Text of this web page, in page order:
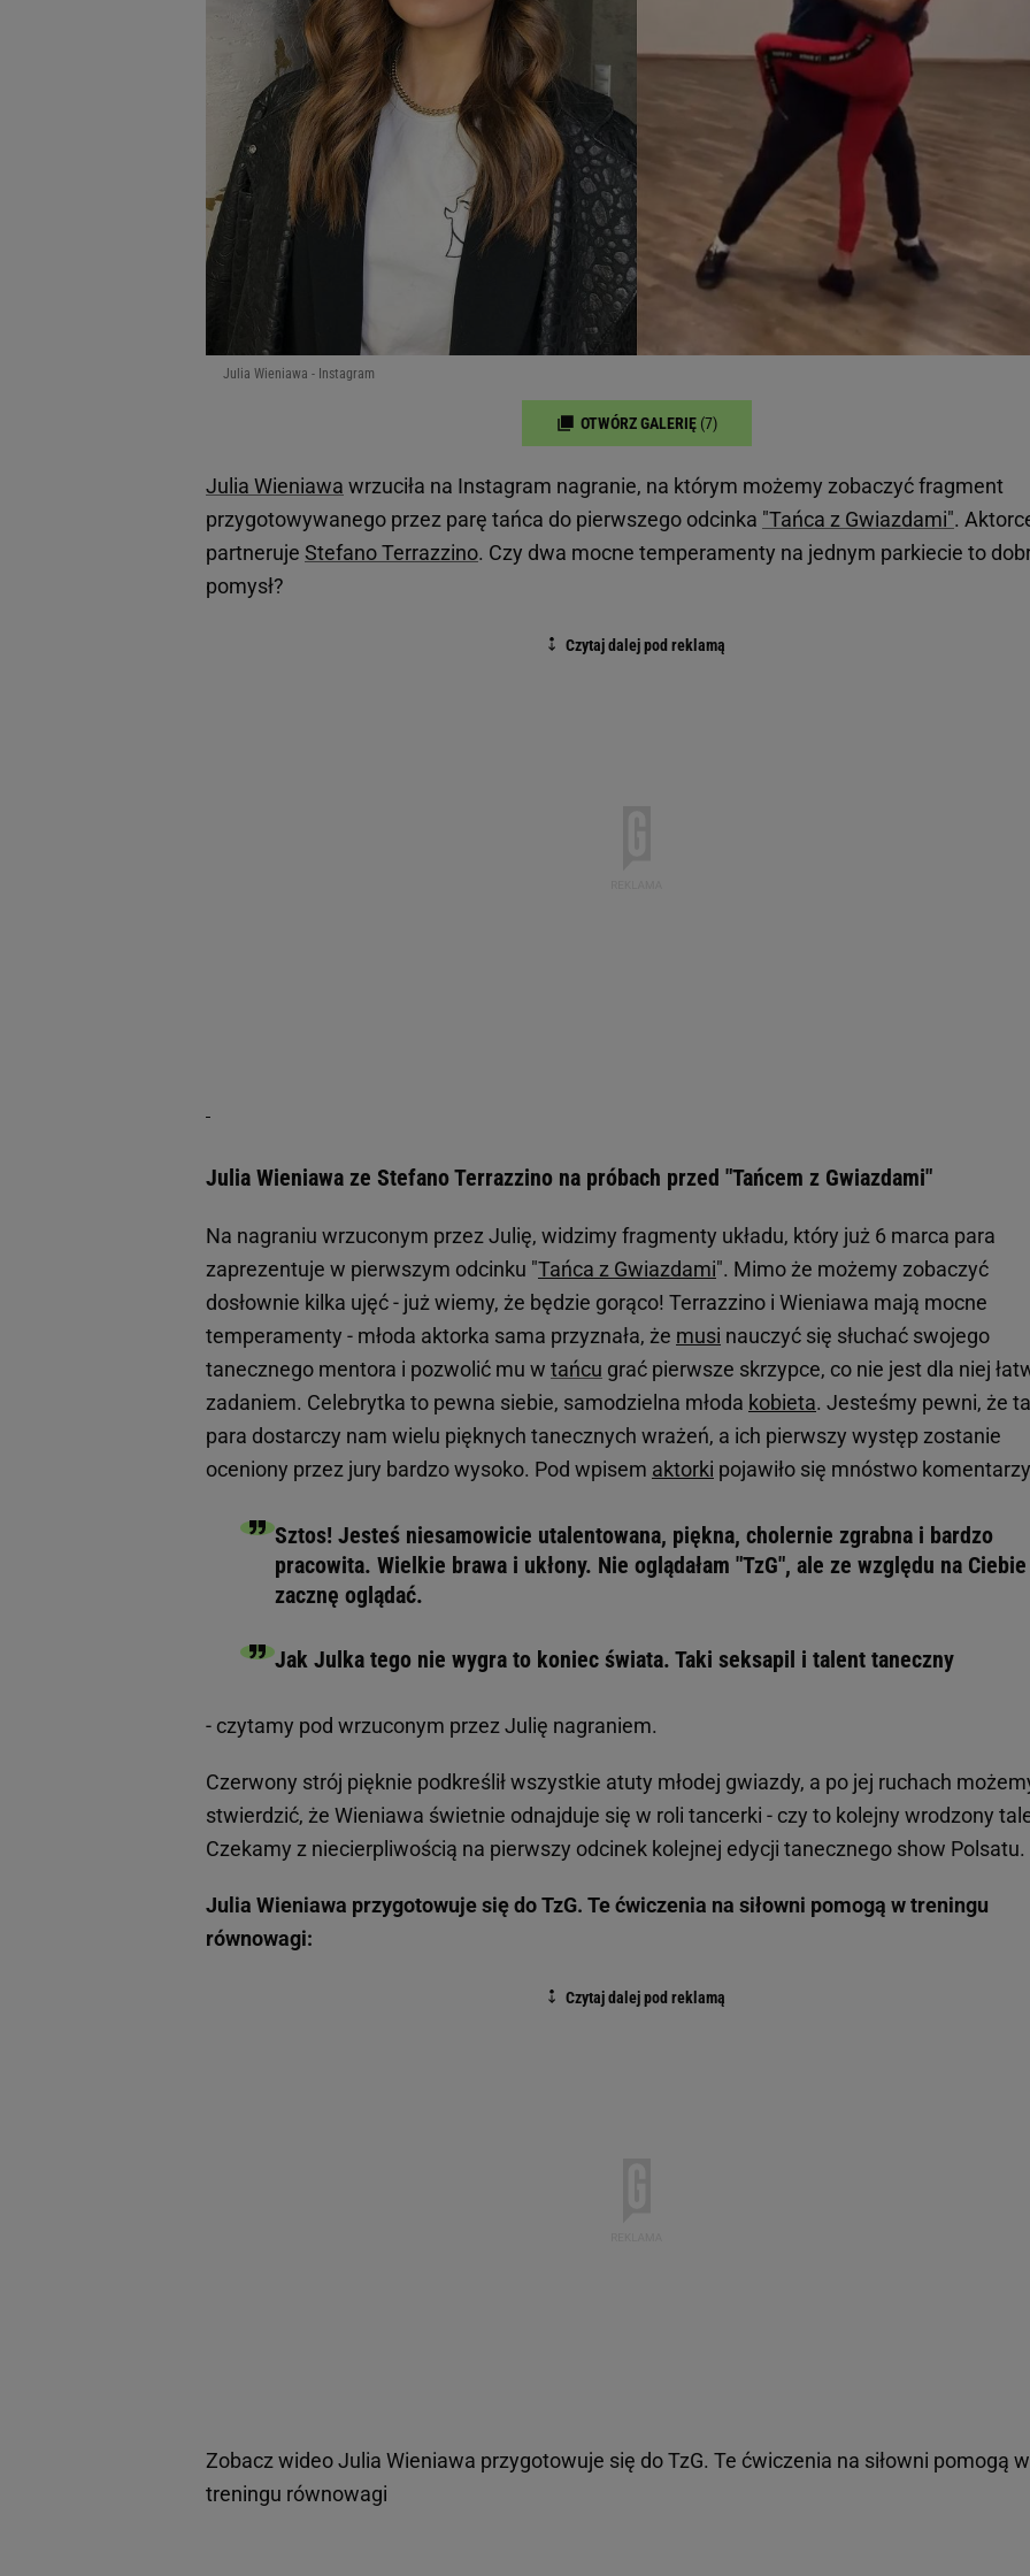
Julia Wieniawa - Instagram
OTWÓRZ GALERIĘ (7)
Julia Wieniawa wrzuciła na Instagram nagranie, na którym możemy zobaczyć fragment
przygotowywanego przez parę tańca do pierwszego odcinka "Tańca z Gwiazdami".
partneruje Stefano Terrazzino. Czy dwa mocne temperamenty na jednym parkiecie to
pomysł?
Julia Wieniawa ze Stefano Terrazzino na próbach przed "Tańcem z Gwiazdami"
Na nagraniu wrzuconym przez Julię, widzimy fragmenty układu, który już 6 marca para
zaprezentuje w pierwszym odcinku "Tańca z Gwiazdami". Mimo że możemy zobaczyć
dosłownie kilka ujęć - już wiemy, że będzie gorąco! Terrazzino i Wieniawa mają mocne
temperamenty - młoda aktorka sama przyznała, że musi nauczyć się słuchać swojego
tanecznego mentora i pozwolić mu w tańcu grać pierwsze skrzypce, co nie jest dla niej
zadaniem. Celebrytka to pewna siebie, samodzielna młoda kobieta. Jesteśmy pewni, że ta
para dostarczy nam wielu pięknych tanecznych wrażeń, a ich pierwszy występ zostanie
oceniony przez jury bardzo wysoko. Pod wpisem aktorki pojawiło się mnóstwo
Sztos! Jesteś niesamowicie utalentowana, piękna, cholernie zgrabna i bardzo
pracowita. Wielkie brawa i ukłony. Nie oglądałam "TzG", ale ze względu na Ciebie
zacznę oglądać.
Jak Julka tego nie wygra to koniec świata. Taki seksapil i talent taneczny
- czytamy pod wrzuconym przez Julię nagraniem.
Czerwony strój pięknie podkreślił wszystkie atuty młodej gwiazdy, a po jej ruchach
stwierdzić, że Wieniawa świetnie odnajduje się w roli tancerki - czy to kolejny wrodzony
Czekamy z niecierpliwością na pierwszy odcinek kolejnej edycji tanecznego show Polsatu.
Julia Wieniawa przygotowuje się do TzG. Te ćwiczenia na siłowni pomogą w treningu
równowagi:
Zobacz wideoJulia Wieniawa przygotowuje się do TzG. Te ćwiczenia na siłowni pomogą w
treningu równowagi